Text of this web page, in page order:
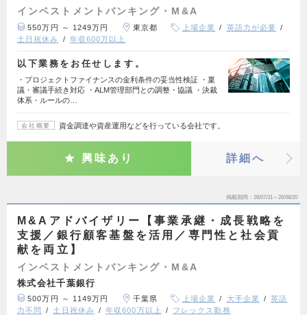
インベストメントバンキング・M&A
550万円 ～ 1249万円 東京都 上場企業
英語力が必要
土日祝休み
年収600万以上
以下業務をお任せします。
・プロジェクトファイナンスの金利条件の妥当性検証 ・稟
議・審議手続き対応 ・ALM管理部門との調整・協議 ・決裁
体系・ルールの…
会社概要 資金調達や資産運用などを行っている会社です。
興味あり 詳細へ
掲載期間 26/07/31～26/08/20
M&Aアドバイザリー【事業承継・成長戦略を
支援／銀行顧客基盤を活用／専門性と社会貢
献を両立】
インベストメントバンキング・M&A
株式会社千葉銀行
500万円 ～ 1149万円 千葉県 上場企業 大手企業
英語
力不問
土日祝休み 年収600万以上 フレックス勤務